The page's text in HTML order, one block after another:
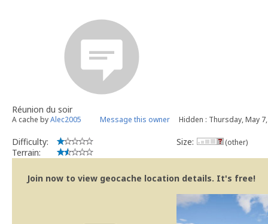
Réunion du soir
A cache byAlec2005 Message this owner Hidden : Thursday, May
Difficulty:
Terrain:
Size: (other)
Join now to view geocache location details. It's free!